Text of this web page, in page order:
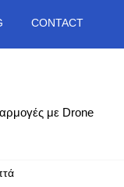
CONTACT
με Drone